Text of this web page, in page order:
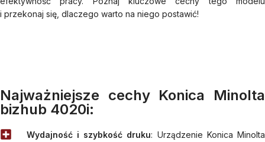
i przekonaj się, dlaczego warto na niego postawić!
Najważniejsze cechy Konica Minolta
bizhub 4020i:
Wydajność i szybkość druku: Urządzenie Konica Minolta